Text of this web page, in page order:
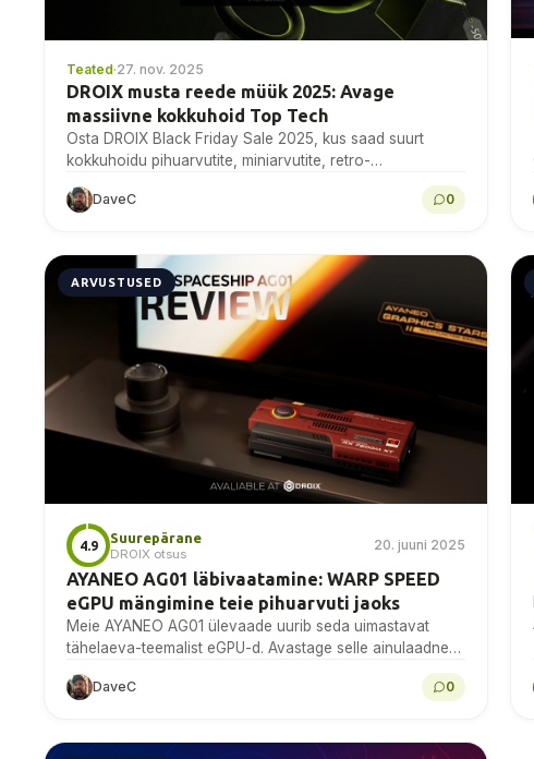
Teated·27. nov. 2025
DROIX musta reede müük 2025: Avage
massiivne kokkuhoid Top Tech
Osta DROIX Black Friday Sale 2025, kus saad suurt
kokkuhoidu pihuarvutite, miniarvutite, retro-
mänguarvutite ja muude mängude peegelarvutite pealt.
DaveC 0
ARVUSTUSED
4.9
Suurepärane
DROIX otsus
20. juuni 2025
AYANEO AG01 läbivaatamine: WARP SPEED
eGPU mängimine teie pihuarvuti jaoks
Meie AYANEO AG01 ülevaade uurib seda uimastavat
tähelaeva-teemalist eGPU-d. Avastage selle ainulaadne
käepärase mängimise...
DaveC 0